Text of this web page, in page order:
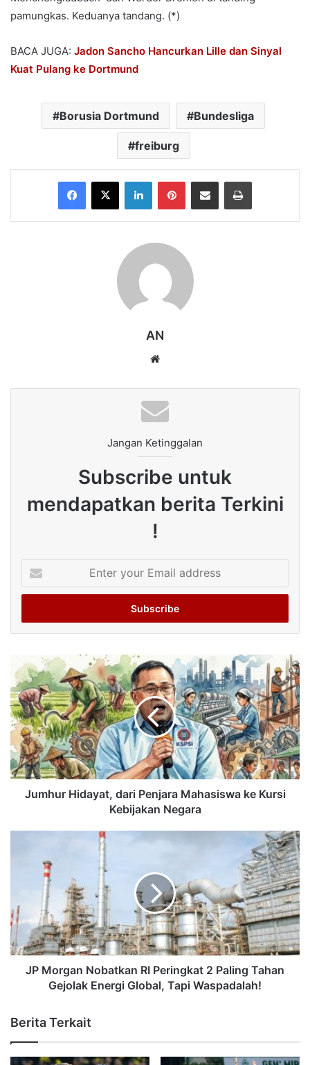
pamungkas. Keduanya tandang. (*)
BACA JUGA: Jadon Sancho Hancurkan Lille dan Sinyal
Kuat Pulang ke Dortmund
Borusia Dortmund Bundesliga
freiburg
Facebook
X LinkedInPinterestShare via Email Print
AN
Jangan Ketinggalan
Subscribe untuk
mendapatkan berita Terkini
!
your
Email
Jumhur Hidayat, dari Penjara Mahasiswa ke Kursi
Kebijakan Negara
JP Morgan Nobatkan RI Peringkat 2 Paling Tahan
Gejolak Energi Global, Tapi Waspadalah!
Berita Terkait